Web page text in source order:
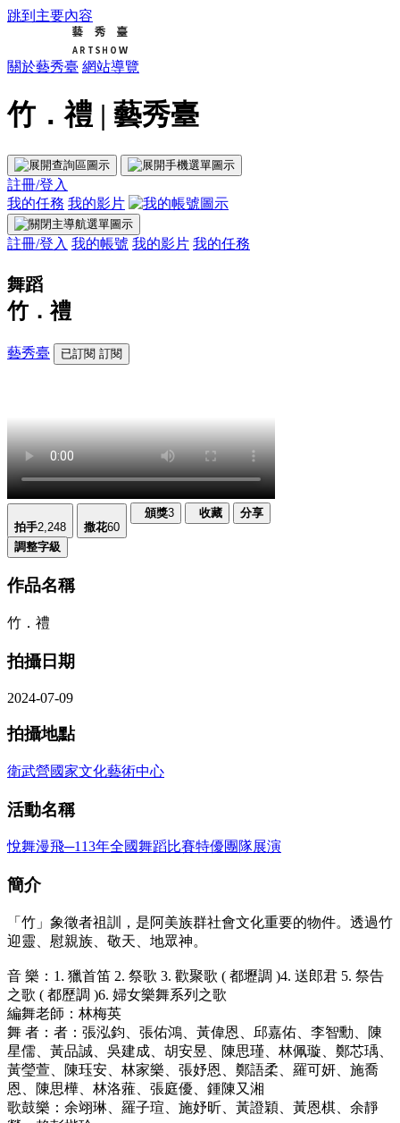
跳到主要內容
關於藝秀臺 網站導覽
竹．禮 | 藝秀臺
註冊/登入
我的任務 我的影片
註冊/登入 我的帳號 我的影片 我的任務
舞蹈
竹．禮
藝秀臺 已訂閱 訂閱
拍手2,248 撒花60
頒獎3 收藏 分享
調整字級
作品名稱
竹．禮
拍攝日期
2024-07-09
拍攝地點
衛武營國家文化藝術中心
活動名稱
悅舞漫飛─113年全國舞蹈比賽特優團隊展演
簡介
「竹」象徵者祖訓，是阿美族群社會文化重要的物件。透過竹
迎靈、慰親族、敬天、地眾神。
音 樂：1. 獵首笛 2. 祭歌 3. 歡聚歌 ( 都壢調 )4. 送郎君 5. 祭告
之歌 ( 都歷調 )6. 婦女樂舞系列之歌
編舞老師：林梅英
舞 者：者：張泓鈞、張佑鴻、黃偉恩、邱嘉佑、李智勳、陳
星儒、黃品誠、吳建成、胡安昱、陳思瑾、林佩璇、鄭芯瑀、
黃瑩萱、陳珏安、林家樂、張妤恩、鄭語柔、羅可妍、施喬
恩、陳思樺、林洛蕥、張庭優、鍾陳又湘
歌鼓樂：余翊琳、羅子瑄、施妤昕、黃證穎、黃恩棋、余靜